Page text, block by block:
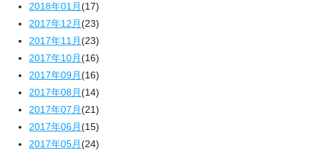
2018年01月(17)
2017年12月(23)
2017年11月(23)
2017年10月(16)
2017年09月(16)
2017年08月(14)
2017年07月(21)
2017年06月(15)
2017年05月(24)